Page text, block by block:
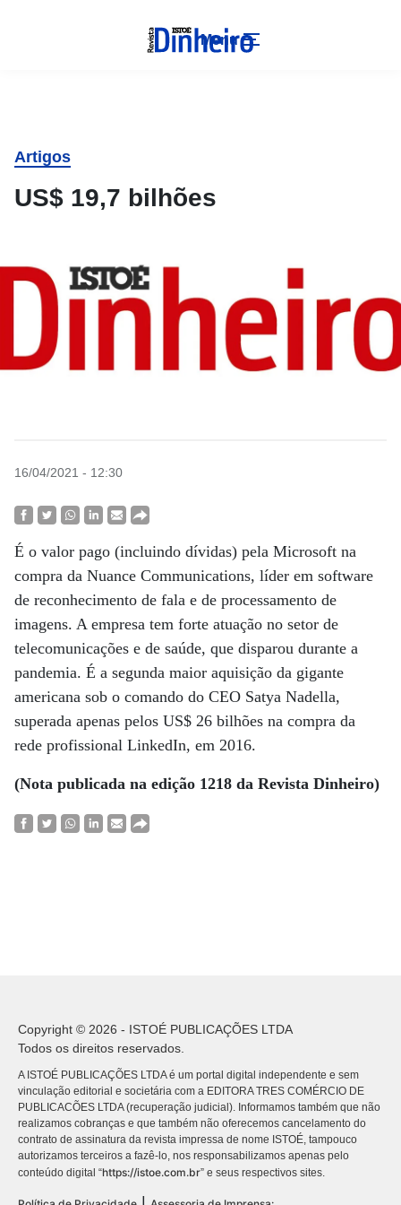
Menu
Artigos
US$ 19,7 bilhões
16/04/2021 - 12:30
É o valor pago (incluindo dívidas) pela Microsoft na
compra da Nuance Communications, líder em software
de reconhecimento de fala e de processamento de
imagens. A empresa tem forte atuação no setor de
telecomunicações e de saúde, que disparou durante a
pandemia. É a segunda maior aquisição da gigante
americana sob o comando do CEO Satya Nadella,
superada apenas pelos US$ 26 bilhões na compra da
rede profissional LinkedIn, em 2016.
(Nota publicada na edição 1218 da Revista Dinheiro)
Copyright © 2026 - ISTOÉ PUBLICAÇÕES LTDA
Todos os direitos reservados.
A ISTOÉ PUBLICAÇÕES LTDA é um portal digital independente e sem
vinculação editorial e societária com a EDITORA TRES COMÉRCIO DE
PUBLICACÕES LTDA (recuperação judicial). Informamos também que não
realizamos cobranças e que também não oferecemos cancelamento do
contrato de assinatura da revista impressa de nome ISTOÉ, tampouco
autorizamos terceiros a fazê-lo, nos responsabilizamos apenas pelo
conteúdo digital “https://istoe.com.br” e seus respectivos sites.